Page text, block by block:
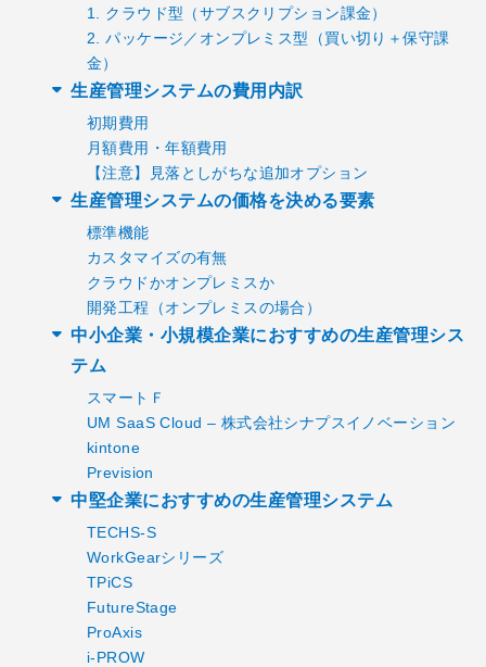
1. クラウド型（サブスクリプション課金）
2. パッケージ／オンプレミス型（買い切り＋保守課
金）
生産管理システムの費用内訳
初期費用
月額費用・年額費用
【注意】見落としがちな追加オプション
生産管理システムの価格を決める要素
標準機能
カスタマイズの有無
クラウドかオンプレミスか
開発工程（オンプレミスの場合）
中小企業・小規模企業におすすめの生産管理シス
テム
スマートＦ
UM SaaS Cloud – 株式会社シナプスイノベーション
kintone
Prevision
中堅企業におすすめの生産管理システム
TECHS-S
WorkGearシリーズ
TPiCS
FutureStage
ProAxis
i-PROW